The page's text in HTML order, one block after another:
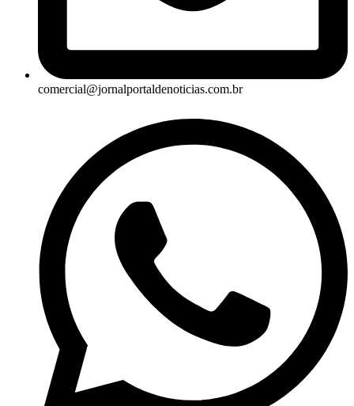
comercial@jornalportaldenoticias.com.br